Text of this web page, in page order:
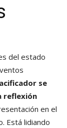
del estado
se
reflexión
en el
Está lidiando